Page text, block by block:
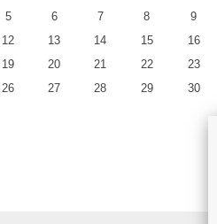
5 6 7 8
9
12 13 14 15
16
19 20 21 22
23
26 27 28 29
30